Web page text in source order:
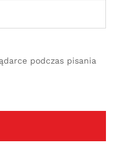
podczas pisania